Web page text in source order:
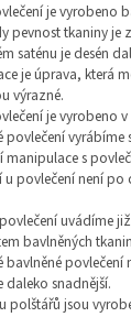
je vyrobeno
pevnost tkaniny je
saténu je desén
je úprava, která
výrazné.
je vyrobeno v
povlečení
manipulace s
u povlečení není po
uvádíme
bavlněných
bavlněné
daleko snadnější.
polštářů jsou